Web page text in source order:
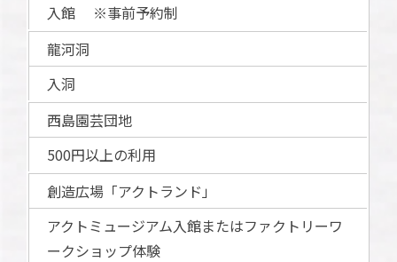
入館 ※事前予約制
龍河洞
入洞
西島園芸団地
500円以上の利用
創造広場「アクトランド」
アクトミュージアム入館またはファクトリーワ
ークショップ体験